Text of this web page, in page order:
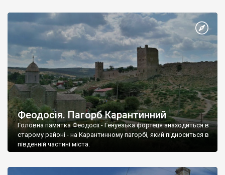
Феодосія. Пагорб Карантинний
Головна памятка Феодосії - Генуезька фортеця знаходиться в
старому районі - на Карантинному пагорбі, який підноситься в
південній частині міста.